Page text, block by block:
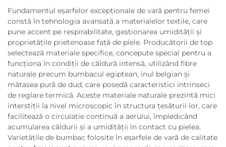
Fundamentul eșarfelor excepționale de vară pentru femei
constă în tehnologia avansată a materialelor textile, care
pune accent pe respirabilitate, gestionarea umidității și
proprietățile prietenoase față de piele. Producătorii de top
selectează materiale specifice, concepute special pentru a
funcționa în condiții de căldură intensă, utilizând fibre
naturale precum bumbacul egiptean, inul belgian și
mătasea pură de dud, care posedă caracteristici intrinseci
de reglare termică. Aceste materiale naturale prezintă mici
interstiții la nivel microscopic în structura țesăturii lor, care
facilitează o circulație continuă a aerului, împiedicând
acumularea căldurii și a umidității în contact cu pielea.
Varietățile de bumbac folosite în eșarfele de vară de calitate